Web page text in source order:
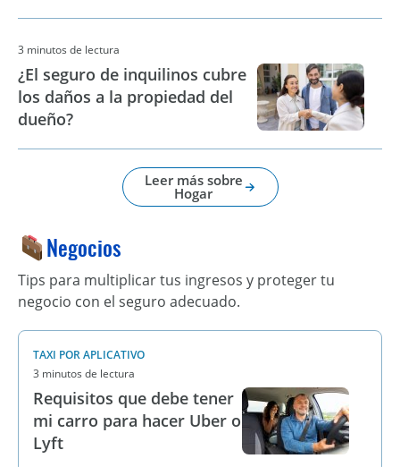
3 minutos de lectura
¿El seguro de inquilinos cubre
los daños a la propiedad del
dueño?
Leer más sobre
Hogar
Negocios
Tips para multiplicar tus ingresos y proteger tu
negocio con el seguro adecuado.
TAXI POR APLICATIVO
3 minutos de lectura
Requisitos que debe tener
mi carro para hacer Uber o
Lyft